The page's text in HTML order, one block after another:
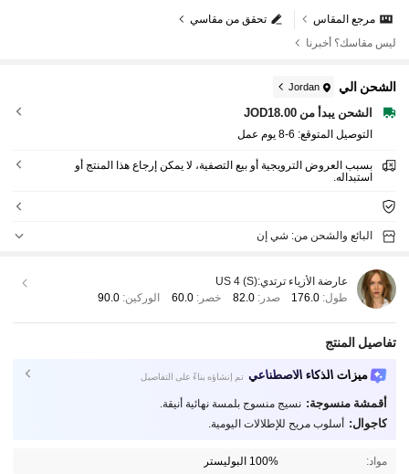
تحقق من مقاسي
مرجع المقاس
ليس مقاسك؟ أخبرنا
الشحن الي Jordan
الشحن يبدأ من JOD18.00
التوصيل المتوقع: 6-8 يوم عمل
بسبب العروض الترويجية أو بيع التصفية، لا يمكن إرجاع هذا المنتج أو
استبداله.
البائع والشحن من: شي إن
عارضة الأزياء ترتدي:US 4 (S)
طول: 176.0 صدر:82.0 خصر: 60.0 الوركين: 90.0
تفاصيل المنتج
ميزات الذكاء الاصطناعي تم إنشاؤه بناءً على التفاصيل
أقمشة منسوجة: نسيج منسوج بلمسة نهائية أنيقة.
كاجوال: أسلوب مريح للإطلالات اليومية.
مواد: 100% البوليستر